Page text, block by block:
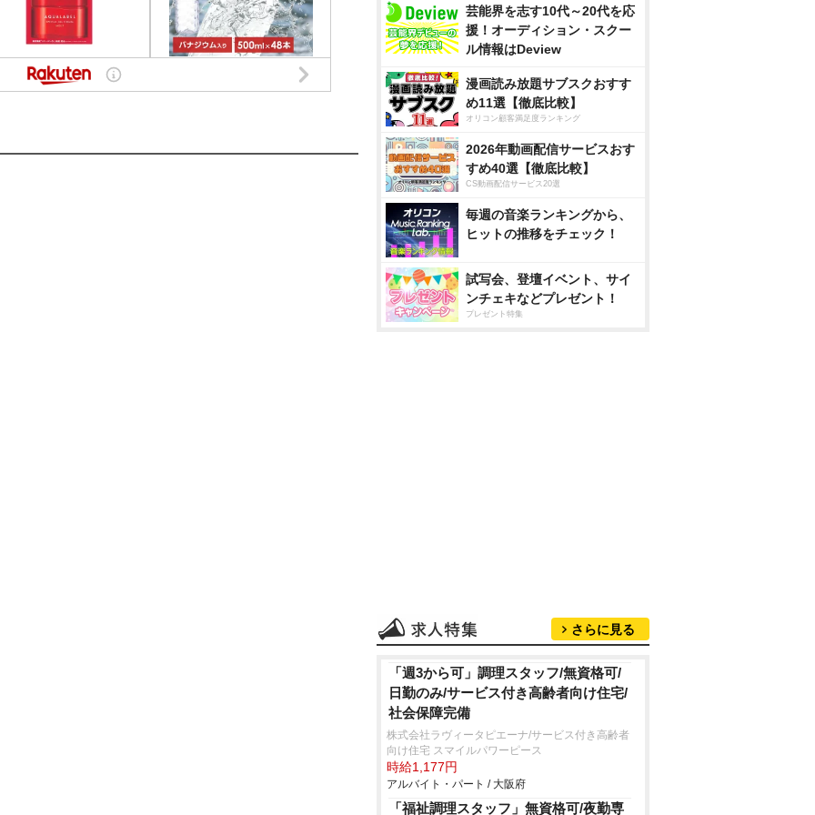
芸能界を志す10代～20代を応
援！オーディション・スクー
ル情報はDeview
漫画読み放題サブスクおすす
め11選【徹底比較】
オリコン顧客満足度ランキング
2026年動画配信サービスおす
すめ40選【徹底比較】
CS動画配信サービス20選
毎週の音楽ランキングから、
ヒットの推移をチェック！
試写会、登壇イベント、サイ
ンチェキなどプレゼント！
プレゼント特集
さらに見る
「週3から可」調理スタッフ/無資格可/
日勤のみ/サービス付き高齢者向け住宅/
社会保障完備
株式会社ラヴィータピエーナ/サービス付き高齢者
向け住宅 スマイルパワーピース
時給1,177円
アルバイト・パート / 大阪府
「福祉調理スタッフ」無資格可/夜勤専